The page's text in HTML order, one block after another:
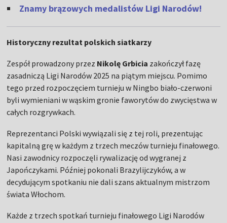
Znamy brązowych medalistów Ligi Narodów!
Historyczny rezultat polskich siatkarzy
Zespół prowadzony przez Nikolę Grbicia zakończył fazę
zasadniczą Ligi Narodów 2025 na piątym miejscu. Pomimo
tego przed rozpoczęciem turnieju w Ningbo biało-czerwoni
byli wymieniani w wąskim gronie faworytów do zwycięstwa w
całych rozgrywkach.
Reprezentanci Polski wywiązali się z tej roli, prezentując
kapitalną grę w każdym z trzech meczów turnieju finałowego.
Nasi zawodnicy rozpoczęli rywalizację od wygranej z
Japończykami. Później pokonali Brazylijczyków, a w
decydującym spotkaniu nie dali szans aktualnym mistrzom
świata Włochom.
Każde z trzech spotkań turnieju finałowego Ligi Narodów